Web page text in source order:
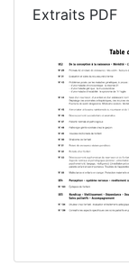
Extraits PDF